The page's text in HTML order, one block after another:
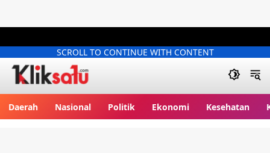
SCROLL TO CONTINUE WITH CONTENT
Daerah Nasional Politik Ekonomi Kesehatan